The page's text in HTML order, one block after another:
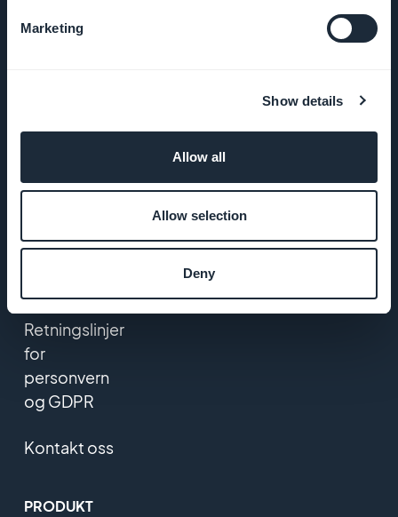
Marketing
Show details
Allow all
Allow selection
Deny
GoodBarber
Retningslinjer
for
personvern
og GDPR
Kontakt oss
PRODUKT